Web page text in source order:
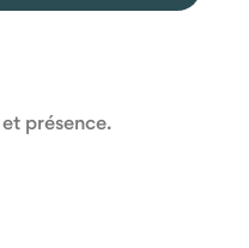
présence.